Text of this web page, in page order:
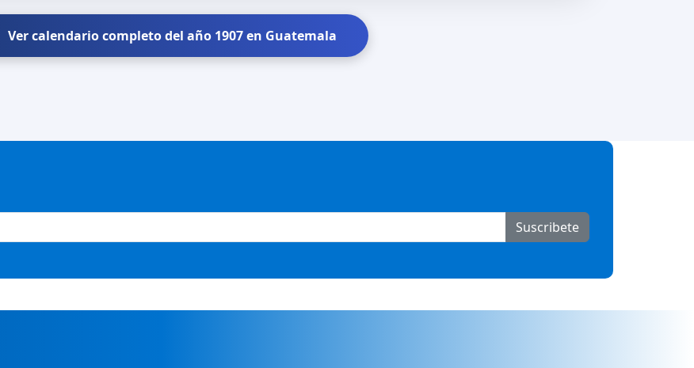
Ver calendario completo del año 1907 en Guatemala
Suscribete